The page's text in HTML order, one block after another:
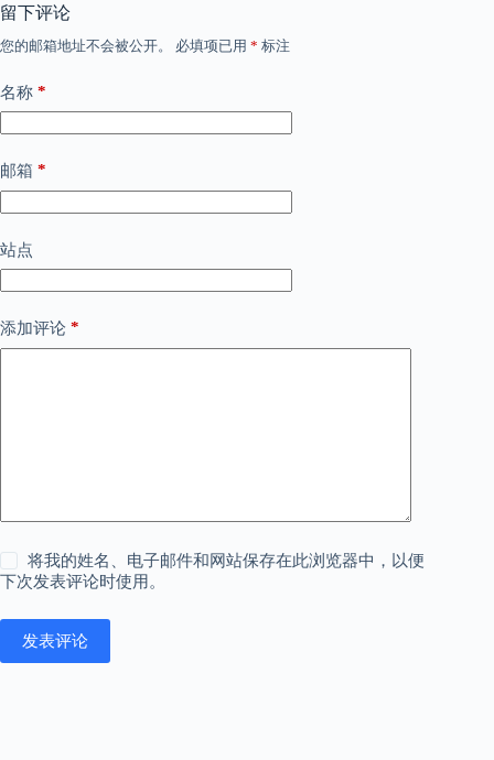
留下评论
您的邮箱地址不会被公开。 必填项已用 * 标注
名称 *
邮箱 *
站点
添加评论 *
将我的姓名、电子邮件和网站保存在此浏览器中，以便
下次发表评论时使用。
发表评论